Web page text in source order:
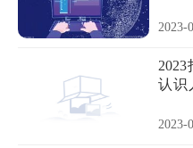
2023-
认识
2023-